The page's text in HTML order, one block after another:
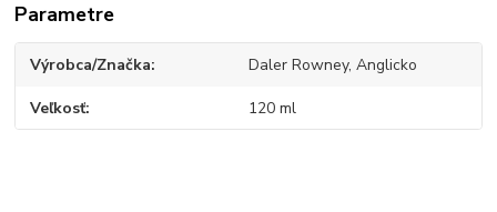
Parametre
Výrobca/Značka Daler Rowney, Anglicko
Veľkosť 120 ml